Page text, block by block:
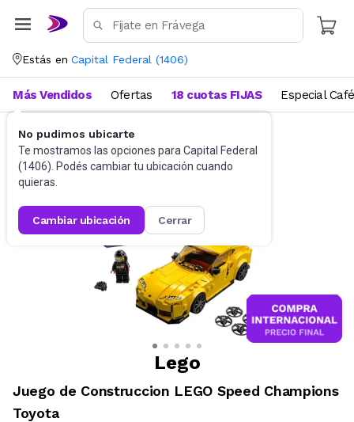
Estás en Capital Federal (1406)
No pudimos ubicarte
Te mostramos las opciones para Capital Federal
(1406). Podés cambiar tu ubicación cuando
quieras.
cambiar ubicación cerrar
Más Vendidos Ofertas 18 cuotas FIJAS Especial Café
Juguetes y Juegos
Lego
Juego de Construccion LEGO Speed Champions
Toyota